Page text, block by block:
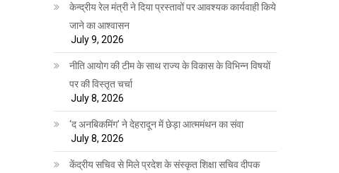
केन्द्रीय रेल मंत्री ने दिया प्रस्तावों पर आवश्यक कार्यवाही किये
जाने का आश्वासन
July 9, 2026
नीति आयोग की टीम के साथ राज्य के विकास के विभिन्न विषयों
पर की विस्तृत चर्चा
July 8, 2026
‘द अनबिकमिंग’ ने देहरादून में छेड़ा आत्ममंथन का संवा
July 8, 2026
केंद्रीय सचिव से मिले प्रदेश के संस्कृत शिक्षा सचिव दीपक